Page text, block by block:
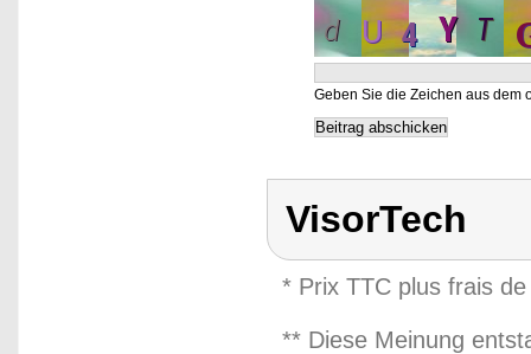
Geben Sie die Zeichen aus dem
VisorTech
* Prix TTC plus frais
** Diese Meinung